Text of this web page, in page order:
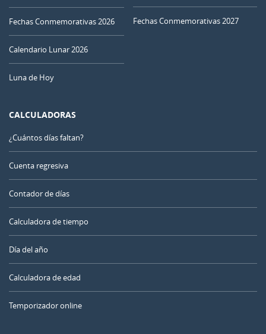
Fechas Conmemorativas 2026
Calendario Lunar 2026
Luna de Hoy
Fechas Conmemorativas 2027
CALCULADORAS
¿Cuántos días faltan?
Cuenta regresiva
Contador de días
Calculadora de tiempo
Día del año
Calculadora de edad
Temporizador online